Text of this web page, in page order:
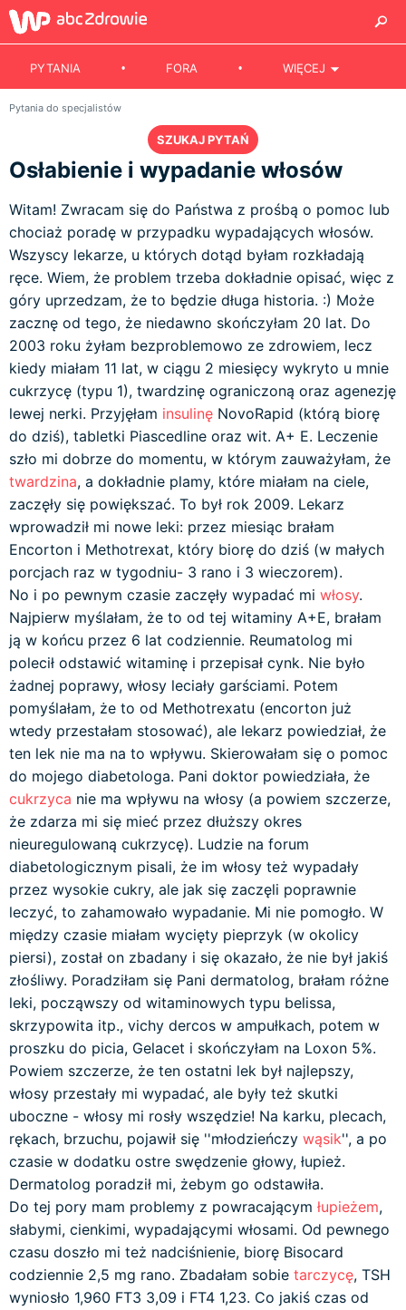
PYTANIA FORA WIĘCEJ
Pytania do specjalistów
SZUKAJ PYTAŃ
Osłabienie i wypadanie włosów
Witam! Zwracam się do Państwa z prośbą o pomoc lub
chociaż poradę w przypadku wypadających włosów.
Wszyscy lekarze, u których dotąd byłam rozkładają
ręce. Wiem, że problem trzeba dokładnie opisać, więc z
góry uprzedzam, że to będzie długa historia. :) Może
zacznę od tego, że niedawno skończyłam 20 lat. Do
2003 roku żyłam bezproblemowo ze zdrowiem, lecz
kiedy miałam 11 lat, w ciągu 2 miesięcy wykryto u mnie
cukrzycę (typu 1), twardzinę ograniczoną oraz agenezję
lewej nerki. Przyjęłam insulinę NovoRapid (którą biorę
do dziś), tabletki Piascedline oraz wit. A+ E. Leczenie
szło mi dobrze do momentu, w którym zauważyłam, że
twardzina, a dokładnie plamy, które miałam na ciele,
zaczęły się powiększać. To był rok 2009. Lekarz
wprowadził mi nowe leki: przez miesiąc brałam
Encorton i Methotrexat, który biorę do dziś (w małych
porcjach raz w tygodniu- 3 rano i 3 wieczorem).
No i po pewnym czasie zaczęły wypadać mi włosy.
Najpierw myślałam, że to od tej witaminy A+E, brałam
ją w końcu przez 6 lat codziennie. Reumatolog mi
polecił odstawić witaminę i przepisał cynk. Nie było
żadnej poprawy, włosy leciały garściami. Potem
pomyślałam, że to od Methotrexatu (encorton już
wtedy przestałam stosować), ale lekarz powiedział, że
ten lek nie ma na to wpływu. Skierowałam się o pomoc
do mojego diabetologa. Pani doktor powiedziała, że
cukrzyca nie ma wpływu na włosy (a powiem szczerze,
że zdarza mi się mieć przez dłuższy okres
nieuregulowaną cukrzycę). Ludzie na forum
diabetologicznym pisali, że im włosy też wypadały
przez wysokie cukry, ale jak się zaczęli poprawnie
leczyć, to zahamowało wypadanie. Mi nie pomogło. W
między czasie miałam wycięty pieprzyk (w okolicy
piersi), został on zbadany i się okazało, że nie był jakiś
złośliwy. Poradziłam się Pani dermatolog, brałam różne
leki, począwszy od witaminowych typu belissa,
skrzypowita itp., vichy dercos w ampułkach, potem w
proszku do picia, Gelacet i skończyłam na Loxon 5%.
Powiem szczerze, że ten ostatni lek był najlepszy,
włosy przestały mi wypadać, ale były też skutki
uboczne - włosy mi rosły wszędzie! Na karku, plecach,
rękach, brzuchu, pojawił się ''młodzieńczy wąsik'', a po
czasie w dodatku ostre swędzenie głowy, łupież.
Dermatolog poradził mi, żebym go odstawiła.
Do tej pory mam problemy z powracającym łupieżem,
słabymi, cienkimi, wypadającymi włosami. Od pewnego
czasu doszło mi też nadciśnienie, biorę Bisocard
codziennie 2,5 mg rano. Zbadałam sobie tarczycę, TSH
wyniosło 1,960 FT3 3,09 i FT4 1,23. Co jakiś czas od